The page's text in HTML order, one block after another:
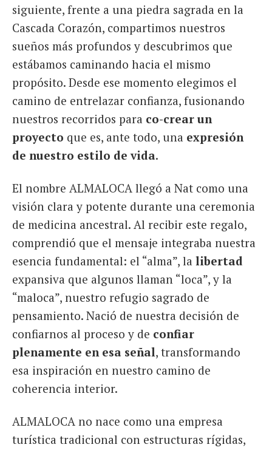
siguiente, frente a una piedra sagrada en la
Cascada Corazón, compartimos nuestros
sueños más profundos y descubrimos que
estábamos caminando hacia el mismo
propósito. Desde ese momento elegimos el
camino de entrelazar confianza, fusionando
nuestros recorridos para co-crear un
proyecto que es, ante todo, una expresión
de nuestro estilo de vida.
El nombre ALMALOCA llegó a Nat como una
visión clara y potente durante una ceremonia
de medicina ancestral. Al recibir este regalo,
comprendió que el mensaje integraba nuestra
esencia fundamental: el “alma”, la libertad
expansiva que algunos llaman “loca”, y la
“maloca”, nuestro refugio sagrado de
pensamiento. Nació de nuestra decisión de
confiarnos al proceso y de confiar
plenamente en esa señal, transformando
esa inspiración en nuestro camino de
coherencia interior.
ALMALOCA no nace como una empresa
turística tradicional con estructuras rígidas,